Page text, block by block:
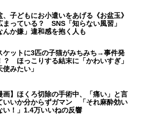
、子どもにお小遣いをあげる《お盆玉》
まっている？ SNS「知らない風習」
んか嫌」違和感を抱く人も
ケットに3匹の子猫がみちみち→事件発
？ ほっこりする結末に「かわいすぎ」
使みたい」
画】ほくろ切除の手術中、「痛い」と言
いいか分からずガマン 「それ麻酔効い
い！」1.4万いいねの反響